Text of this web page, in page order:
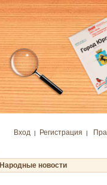
Вход | Регистрация |
Народные новости